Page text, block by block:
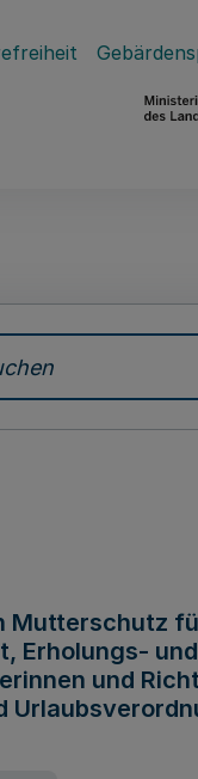
Mutterschutz
Erholungs-
und